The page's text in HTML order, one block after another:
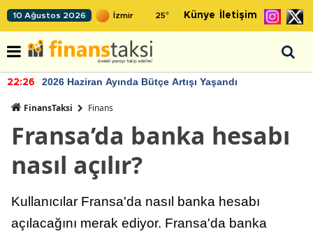
10 Ağustos 2026 25° Künye İletişim
22:26 2026 Haziran Ayında Bütçe Artışı Yaşandı
FinansTaksi Finans
Fransa’da banka hesabı
nasıl açılır?
Kullanıcılar Fransa'da nasıl banka hesabı
açılacağını merak ediyor. Fransa'da banka